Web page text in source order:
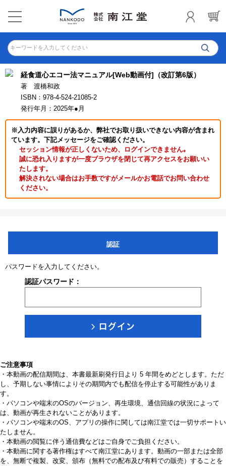
キーワードを入力してください
経食道心エコー法マニュアル[Web動画付]（改訂第6版）
著 渡橋和政
ISBN：978-4-524-21085-2
発行年月：2025年●月
※入力内容に誤りがあるか、弊社でお取り扱いできない内容が含まれ
ています。下記メッセージをご確認ください。
セッション情報が正しくないため、ログインできません｡
誠に恐れ入りますが一度ブラウザを閉じて再アクセスをお願いい
たします。
解決されない場合はお手数ですがメールかお電話でお問い合わせ
ください。
認証
パスワードを入力してください。
認証パスワード：
ご注意事項
・本動画の配信期間は、本書最新刷発行日より 5 年間をめどとします。ただ
し、予期しない事情によりその期間内でも配信を停止する可能性がありま
す。
・パソコンや端末のOSのバージョン、再生環境、通信回線の状況によって
は、動画が再生されないことがあります。
・パソコンや端末のOS、アプリの操作に関しては南江堂では一切サポートい
たしません。
・本動画の閲覧に伴う通信費などはご自身でご負担ください。
・本動画に関する著作権はすべて南江堂にあります。動画の一部または全部
を、無断で複製、改変、頒布（無料での配布及び有料での販売）することを